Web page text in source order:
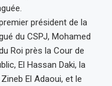
président de la
du CSPJ, Mohamed
Roi près la Cour de
El Hassan Daki, la
El Adaoui, et le